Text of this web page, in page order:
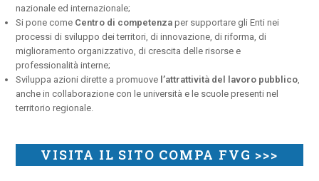
nazionale ed internazionale;
Si pone come Centro di competenza per supportare gli Enti nei
processi di sviluppo dei territori, di innovazione, di riforma, di
miglioramento organizzativo, di crescita delle risorse e
professionalità interne;
Sviluppa azioni dirette a promuove l’attrattività del lavoro pubblico
anche in collaborazione con le università e le scuole presenti nel
territorio regionale.
VISITA IL SITO COMPA FVG >>>